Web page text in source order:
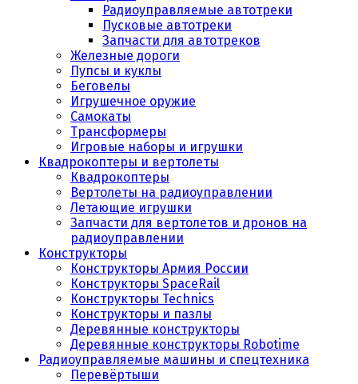
Радиоуправляемые автотреки
Пусковые автотреки
Запчасти для автотреков
Железные дороги
Пупсы и куклы
Беговелы
Игрушечное оружие
Самокаты
Трансформеры
Игровые наборы и игрушки
Квадрокоптеры и вертолеты
Квадрокоптеры
Вертолеты на радиоуправлении
Летающие игрушки
Запчасти для вертолетов и дронов на
радиоуправлении
Конструкторы
Конструкторы Армия России
Конструкторы SpaceRail
Конструкторы Technics
Конструкторы и пазлы
Деревянные конструкторы
Деревянные конструкторы Robotime
Радиоуправляемые машины и спецтехника
Перевёртыши